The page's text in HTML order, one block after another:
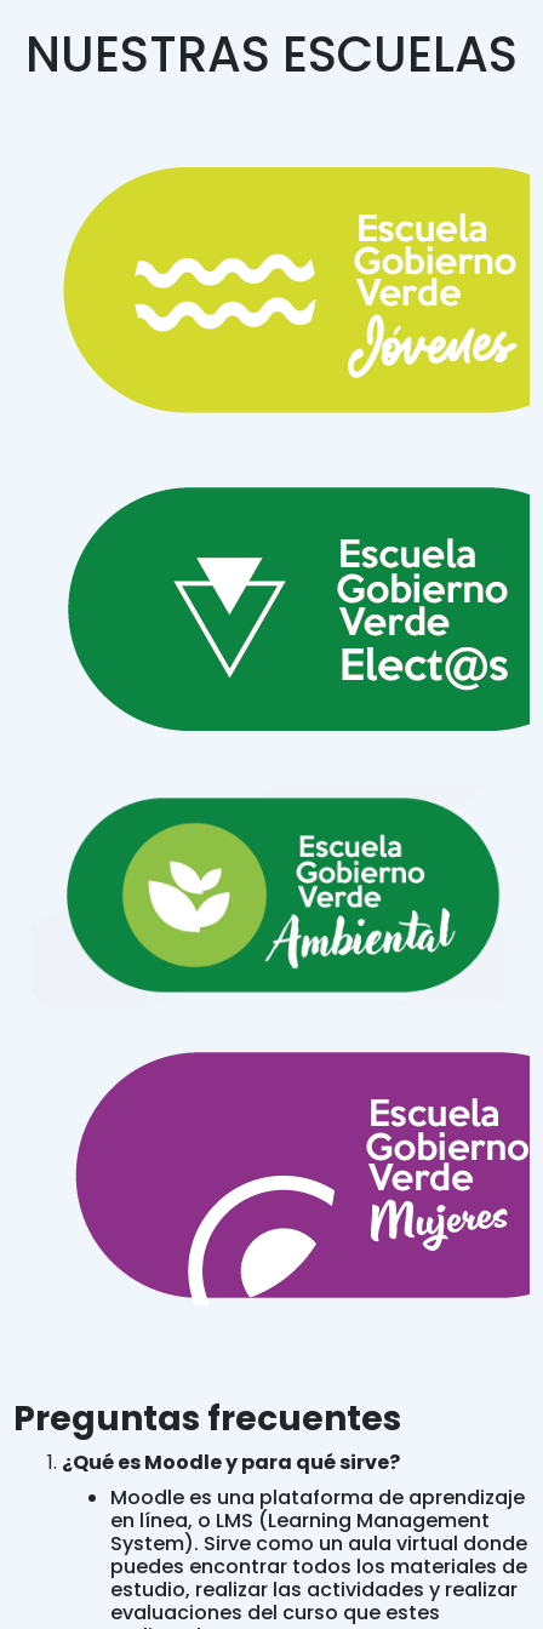
NUESTRAS ESCUELAS
Preguntas frecuentes
¿Qué es Moodle y para qué sirve?
Moodle es una plataforma de aprendizaje
en línea, o LMS (Learning Management
System). Sirve como un aula virtual donde
puedes encontrar todos los materiales de
estudio, realizar las actividades y realizar
evaluaciones del curso que estes